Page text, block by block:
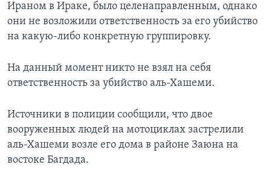
Ираном в Ираке, было целенаправленным, однако
они не возложили ответственность за его убийство
на какую-либо конкретную группировку.
На данный момент никто не взял на себя
ответственность за убийство аль-Хашеми.
Источники в полиции сообщили, что двое
вооруженных людей на мотоциклах застрелили
аль-Хашеми возле его дома в районе Заюна на
востоке Багдада.